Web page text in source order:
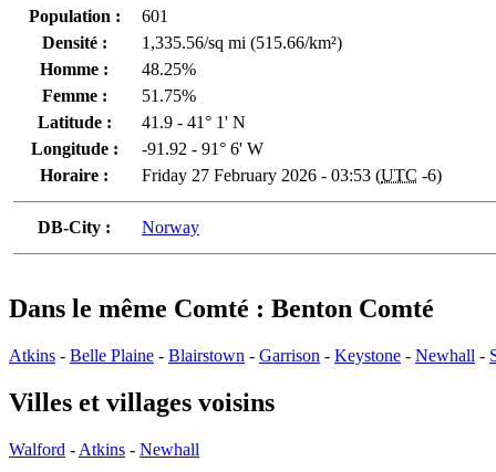
Population :
601
Densité :
1,335.56/sq mi (515.66/km²)
Homme :
48.25%
Femme :
51.75%
Latitude :
41.9 - 41° 1' N
Longitude :
-91.92 - 91° 6' W
Horaire :
Friday 27 February 2026 - 03:53 (UTC -6)
DB-City : Norway
Dans le même Comté : Benton Comté
Atkins - Belle Plaine - Blairstown - Garrison - Keystone - Newhall -
Villes et villages voisins
Walford - Atkins - Newhall